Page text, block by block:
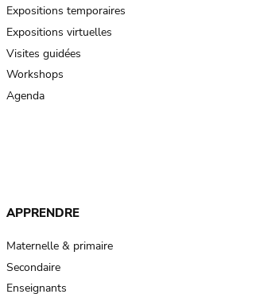
Expositions temporaires
Expositions virtuelles
Visites guidées
Workshops
Agenda
APPRENDRE
Maternelle & primaire
Secondaire
Enseignants